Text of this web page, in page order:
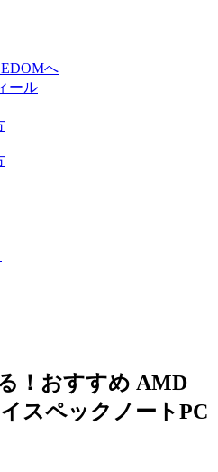
へ
ール
！おすすめ AMD
スペックノートPC